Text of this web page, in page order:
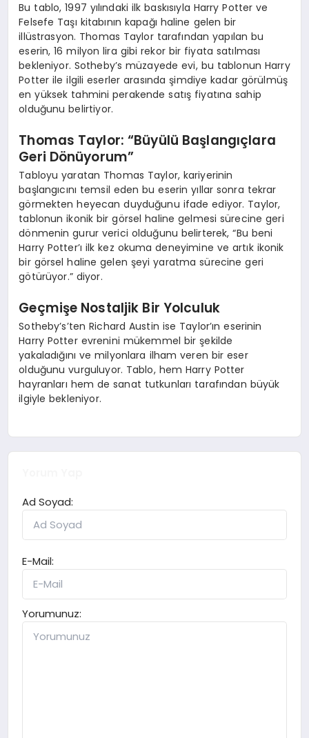
Bu tablo, 1997 yılındaki ilk baskısıyla Harry Potter ve
Felsefe Taşı kitabının kapağı haline gelen bir
illüstrasyon. Thomas Taylor tarafından yapılan bu
eserin, 16 milyon lira gibi rekor bir fiyata satılması
bekleniyor. Sotheby’s müzayede evi, bu tablonun Harry
Potter ile ilgili eserler arasında şimdiye kadar görülmüş
en yüksek tahmini perakende satış fiyatına sahip
olduğunu belirtiyor.
Thomas Taylor: “Büyülü Başlangıçlara
Geri Dönüyorum”
Tabloyu yaratan Thomas Taylor, kariyerinin
başlangıcını temsil eden bu eserin yıllar sonra tekrar
görmekten heyecan duyduğunu ifade ediyor. Taylor,
tablonun ikonik bir görsel haline gelmesi sürecine geri
dönmenin gurur verici olduğunu belirterek, “Bu beni
Harry Potter’ı ilk kez okuma deneyimine ve artık ikonik
bir görsel haline gelen şeyi yaratma sürecine geri
götürüyor.” diyor.
Geçmişe Nostaljik Bir Yolculuk
Sotheby’s’ten Richard Austin ise Taylor’ın eserinin
Harry Potter evrenini mükemmel bir şekilde
yakaladığını ve milyonlara ilham veren bir eser
olduğunu vurguluyor. Tablo, hem Harry Potter
hayranları hem de sanat tutkunları tarafından büyük
ilgiyle bekleniyor.
Ad Soyad:
E-Mail:
Yorumunuz: